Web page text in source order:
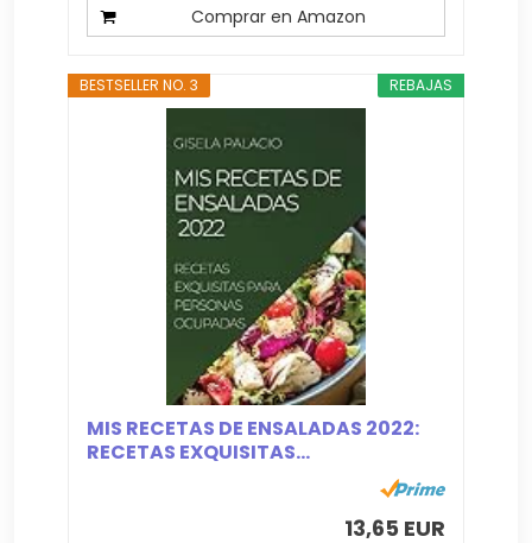
Comprar en Amazon
REBAJAS
BESTSELLER NO. 3
MIS RECETAS DE ENSALADAS 2022:
RECETAS EXQUISITAS...
13,65 EUR